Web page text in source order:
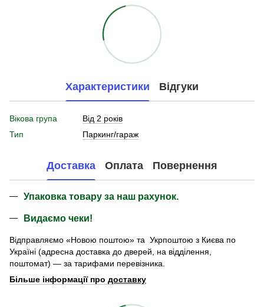
Характеристики Відгуки
Вікова група
Від 2 років
Тип
Паркинг/гараж
Доставка Оплата Повернення
Упаковка товару за наш рахунок.
Видаємо чеки!
Відправляємо «Новою поштою» та Укрпоштою з Києва по
Україні (адресна доставка до дверей, на відділення,
поштомат) — за тарифами перевізника.
Більше інформації про доставку